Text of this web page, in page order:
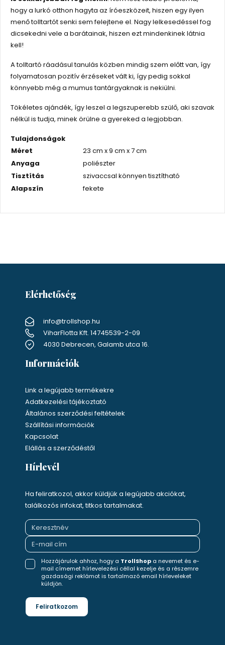
hogy a lurkó otthon hagyta az íróeszközeit, hiszen egy ilyen
menő tolltartót senki sem felejtene el. Nagy lelkesedéssel fog
dicsekedni vele a barátainak, hiszen ezt mindenkinek látnia
kell!
A tolltartó ráadásul tanulás közben mindig szem előtt van, így
folyamatosan pozitív érzéseket vált ki, így pedig sokkal
könnyebb még a mumus tantárgyaknak is nekiülni.
Tökéletes ajándék, így leszel a legszuperebb szülő, aki szavak
nélkül is tudja, minek örülne a gyereked a legjobban.
Tulajdonságok
Méret
23 cm x 9 cm x 7 cm
Anyaga
poliészter
Tisztítás
szivaccsal könnyen tisztítható
Alapszín
fekete
Elérhetőség
info@trollshop.hu
ViharFlotta Kft. 14745539-2-09
4030 Debrecen, Galamb utca 16.
Információk
Link a legújabb termékekre
Adatkezelési tájékoztató
Általános szerződési feltételek
Szállítási információk
Kapcsolat
Elállás a szerződéstől
Hírlevél
Ha feliratkozol, akkor küldjük a legújabb akciókat,
találkozós infokat, titkos tartalmakat.
Hozzájárulok ahhoz, hogy a TrollShop a nevemet és e-
mail címemet hírlevelezési céllal kezelje és a részemre
gazdasági reklámot is tartalmazó email hírleveleket
küldjön.
Feliratkozom